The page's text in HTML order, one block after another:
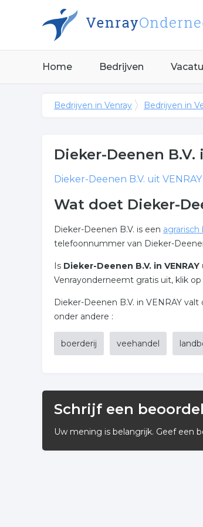
Home Bedrijven
Bedrijven in Venray Bedrijven in
Dieker-Deenen B.V.
Dieker-Deenen B.V. uit
Wat doet Dieker-
Dieker-Deenen B.V. is een agrarisch
telefoonnummer van Dieker-
Is Dieker-Deenen B.V. in VENRAY
Venrayonderneemt gratis uit, klik op
Dieker-Deenen B.V. in VENRAY
onder andere :
boerderij veehandel
Schrijf een
Uw mening is belangrijk. Geef een